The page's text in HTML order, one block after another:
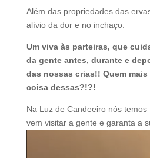
Além das propriedades das
alívio da dor e no inchaço.
Um viva às parteiras, que
da gente antes, durante e
das nossas crias!! Quem mais
coisa dessas?!?!
Na Luz de Candeeiro nós temos
vem visitar a gente e garanta a